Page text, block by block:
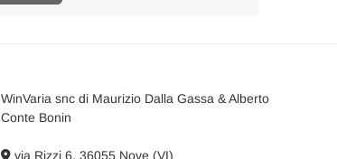
WinVaria snc di Maurizio Dalla Gassa & Alberto
Conte Bonin
via Rizzi 6, 36055 Nove (VI)